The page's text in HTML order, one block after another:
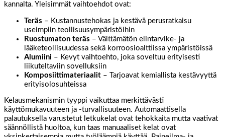
kannalta. Yleisimmät vaihtoehdot ovat:
Teräs – Kustannustehokas ja kestävä perusratkaisu
useimpiin teollisuusympäristöihin
Ruostumaton teräs – Välttämätön elintarvike- ja
lääketeollisuudessa sekä korroosioalttiissa ympäristöissä
Alumiini – Kevyt vaihtoehto, joka soveltuu erityisesti
liikuteltaviin sovelluksiin
Komposiittimateriaalit – Tarjoavat kemiallista kestävyyttä
erityisolosuhteissa
Kelausmekanismin tyyppi vaikuttaa merkittävästi
käyttömukavuuteen ja -turvallisuuteen. Automaattisella
palautuksella varustetut letkukelat ovat tehokkaita mutta vaativat
säännöllistä huoltoa, kun taas manuaaliset kelat ovat